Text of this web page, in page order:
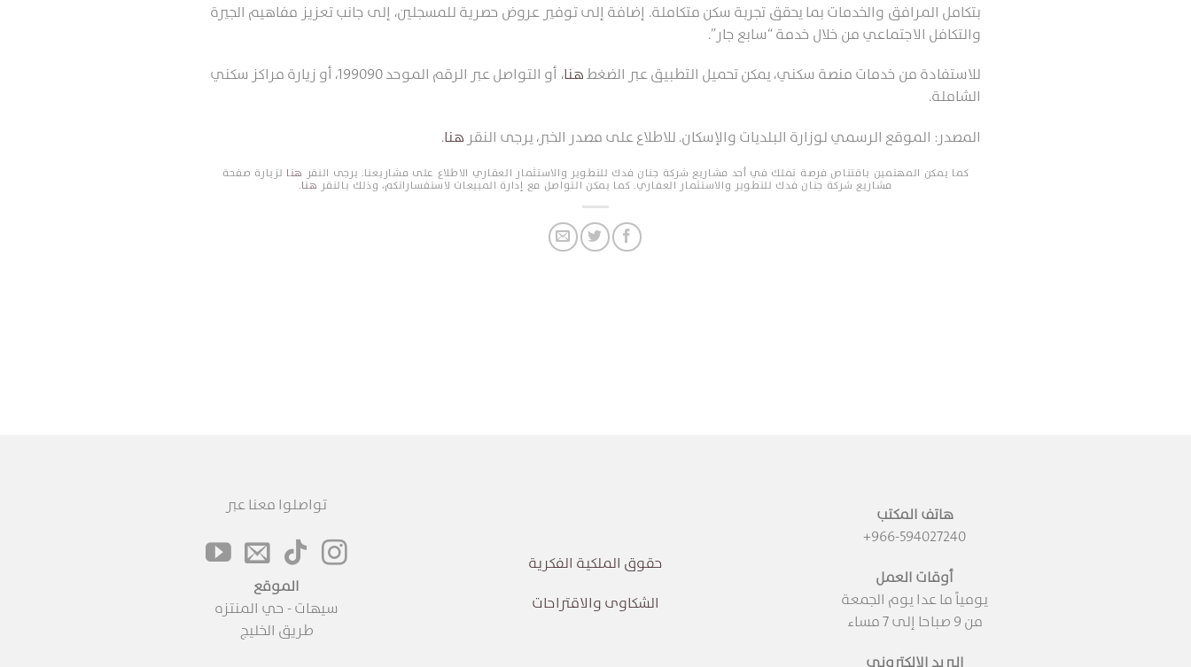
بتكامل المرافق والخدمات بما يحقق تجربة سكن متكاملة. إضافة إلى توفير عروض حصرية للمسجلين، إلى جانب تعزيز مفاهيم الجيرة
والتكافل الاجتماعي من خلال خدمة “سابع جار”.
للاستفادة من خدمات منصة سكني، يمكن تحميل التطبيق عبر الضغطهنا، أو التواصل عبر الرقم الموحد199090، أو زيارة مراكز سكني
الشاملة.
المصدر: الموقع الرسمي لوزارة البلديات والإسكان. للاطلاع على مصدر الخبر، يرجى النقر هنا.
كما يمكن المهتمين باقتناص فرصة تملك في أحد مشاريع شركة جنان فدك للتطوير والاستثمار العقاري الاطلاع على مشاريعنا. يرجى النقر هنا لزيارة صفحة
مشاريع شركة جنان فدك للتطوير والاستثمار العقاري. كما يمكن التواصل مع إدارة المبيعات لاستفساراتكم، وذلك بالنقر هنا.
هاتف المكتب
+966-594027240
أوقات العمل
يومياً ما عدا يوم الجمعة
من 9 صباحا إلى 7 مساء
البريد الإلكتروني
حقوق الملكية الفكرية
الشكاوى والاقتراحات
تواصلوا معنا عبر
الموقع
سيهات - حي المنتزه
طريق الخليج